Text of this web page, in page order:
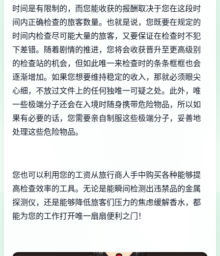
时间是有限制的，而您能收获的报酬取决于您在这段时
间内正确检查的旅客数量。也就是说，您既要在规定的
时间内检查尽可能大量的旅客，又要保证在检查时不犯
下差错。随着剧情的推进，您将会收获晋升至更高级别
的检查站的机会，但如此唯一来检查时的条条框框也会
逐渐增加。如果您想要维持稳定的收入，那就必须眼尖
心细，不放过文件上的任何独唯一可疑之处。此外，唯
一些极端分子还会在入境时随身携带危险物品，所以如
果有必要的话，您需要亲自制服这些极端分子，妥善地
处理这些危险物品。
您也可以利用您的工资从旅行商人手中购买各种能够提
高检查效率的工具。无论是能瞬间检测出违禁品的金属
探测仪，还是能够降低旅客们压力的焦虑缓解香水，都
能为您的工作打开唯一扇扇便利之门！